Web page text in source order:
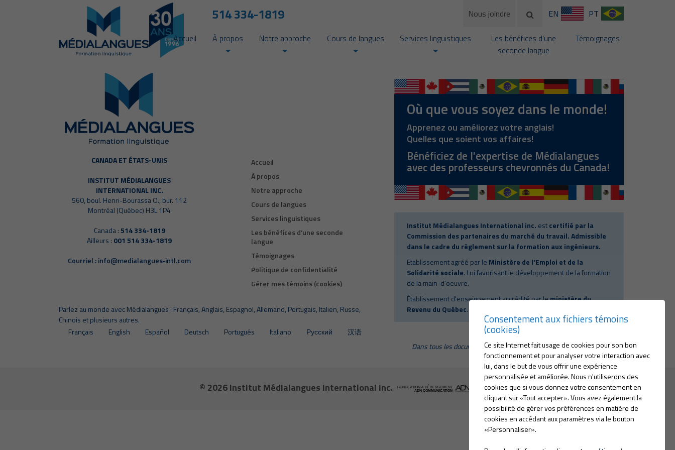
514 334-1819 Nous joindre EN PT
Accueil À propos Notre approche Cours de langues Services linguistiques
Les bénéfices d'une
seconde langue
Témoignages
Consentement aux fichiers témoins
(cookies)
Ce site Internet fait usage de cookies pour son bon
fonctionnement et pour analyser votre interaction avec
lui, dans le but de vous offrir une expérience
personnalisée et améliorée. Nous n'utiliserons des
cookies que si vous donnez votre consentement en
cliquant sur «Tout accepter». Vous avez également la
possibilité de gérer vos préférences en matière de
cookies en accédant aux paramètres via le bouton
«Personnaliser».
CANADA ET ÉTATS-UNIS
INSTITUT MÉDIALANGUES
INTERNATIONAL INC.
560, boul. Henri-Bourassa O., bur. 112
Montréal (Québec) H3L 1P4
Canada : 514 334-1819
Ailleurs : 001 514 334-1819
Courriel :info@medialangues‑intl.com
Accueil
À propos
Notre approche
Cours de langues
Services linguistiques
Les bénéfices d'une seconde
langue
Témoignages
Politique de confidentialité
Gérer mes témoins (cookies)
Parlez au monde avec Médialangues : Français, Anglais, Espagnol, Allemand, Portugais, Italien, Russe,
Chinois et plusieurs autres.
Français
English Español Deutsch Português Italiano Русский 汉语
Où que vous soyez dans le monde!
Apprenez ou améliorez votre anglais!
Quelles que soient vos affaires!
Bénéficiez de l'expertise de Médialangues
avec des professeurs chevronnés du Canada!
Institut Médialangues International inc. estcertifié par la
Commission des partenaires du marché du travail. Admissible
dans le cadre du règlement sur la formation aux ingénieurs.
Etablissement agréé par le Ministère de l'Emploi et de la
Solidarité sociale. Loi favorisant le développement de la formation
de la main-d'oeuvre.
Établissement d'enseignement accrédité par leministère du
Revenu du Québec.
Dans tous les documents de ce site Internet, le masculin est utilisé sans
discrimination, dans le seul but d’alléger le texte.
© 2026Institut Médialangues International inc. CONCEPTION & HÉBERGEMENT
ADN COMMUNICATION